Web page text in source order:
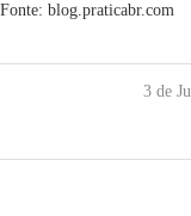
Fonte: blog.praticabr.com
3 de